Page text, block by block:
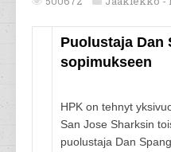
Puolustaja Dan
sopimukseen
HPK on tehnyt
San Jose Sharksin
puolustaja Dan